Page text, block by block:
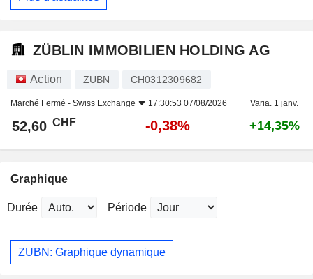
ZÜBLIN IMMOBILIEN HOLDING AG
Action ZUBN CH0312309682
Marché Fermé - Swiss Exchange 17:30:53 07/08/2026 Varia. 1 janv.
52,60 CHF -0,38% +14,35%
Graphique
Durée Période
ZUBN: Graphique dynamique